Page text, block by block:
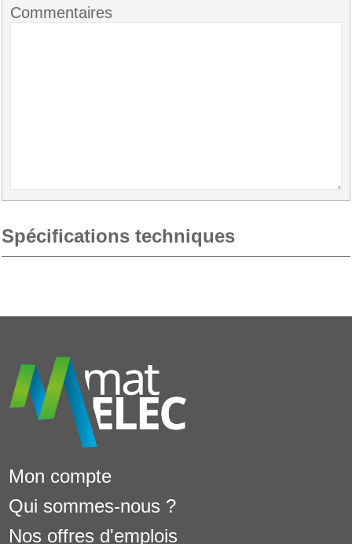
Commentaires
Spécifications techniques
Mon compte
Qui sommes-nous ?
Nos offres d'emplois